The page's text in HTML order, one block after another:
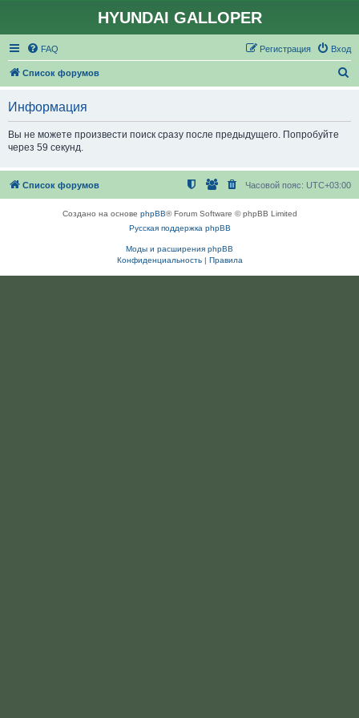
HYUNDAI GALLOPER
FAQ Вход
Регистрация
Список форумов
Информация
Вы не можете произвести поиск сразу после предыдущего. Попробуйте
через 59 секунд.
Список форумов Часовой пояс: UTC+03:00
Создано на основе phpBB® Forum Software © phpBB Limited
Русская поддержка phpBB
Моды и расширения phpBB
Конфиденциальность| Правила